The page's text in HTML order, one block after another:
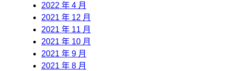
2022 年 4 月
2021 年 12 月
2021 年 11 月
2021 年 10 月
2021 年 9 月
2021 年 8 月